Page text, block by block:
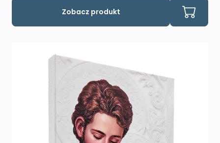
Zobacz produkt